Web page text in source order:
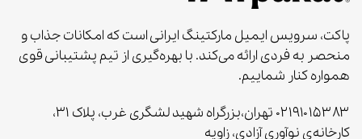
پاکت، سرویس ایمیل مارکتینگ ایرانی است که امکانات جذاب و
منحصر به‌ فردی ارائه می‌کند. با بهره‌گیری از تیم پشتیبانی قوی
همواره کنار شماییم.
۰۲۱۹۱۰۱۵۳۸۳ تهران،بزرگراه شهید لشگری غرب، پلاک ۳۱،
کارخانه‌ی نوآوری آزادی، زاویه